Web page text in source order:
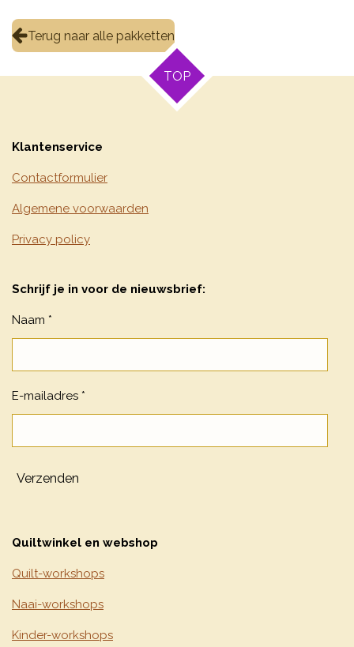
Terug naar alle pakketten
TOP
Klantenservice
Contactformulier
Algemene voorwaarden
Privacy policy
Schrijf je in voor de nieuwsbrief:
Naam *
E-mailadres *
Verzenden
Quiltwinkel en webshop
Quilt-workshops
Naai-workshops
Kinder-workshops